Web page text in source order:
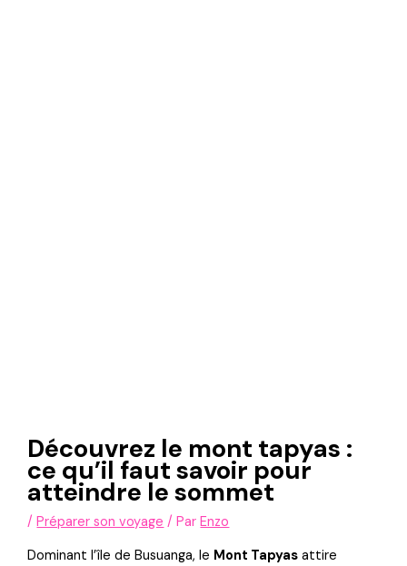
Découvrez le mont tapyas :
ce qu’il faut savoir pour
atteindre le sommet
/Préparer son voyage / ParEnzo
Dominant l’île de Busuanga, le Mont Tapyas attire